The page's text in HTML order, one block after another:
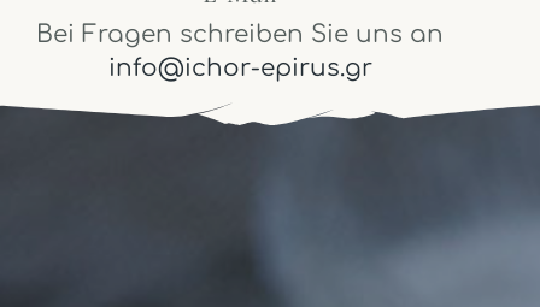
Bei Fragen schreiben Sie uns an
info@ichor-epirus.gr